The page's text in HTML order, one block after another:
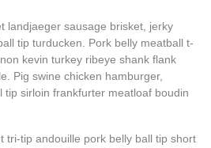
landjaeger sausage brisket, jerky
tip turducken. Pork belly meatball t-
kevin turkey ribeye shank flank
Pig swine chicken hamburger,
tip sirloin frankfurter meatloaf boudin
tri-tip andouille pork belly ball tip short